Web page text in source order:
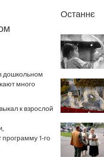
дошкольном
много
к взрослой
1-го
Останнє